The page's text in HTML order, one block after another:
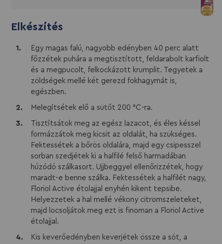
Elkészítés
Egy magas falú, nagyobb edényben 40 perc alatt
főzzétek puhára a megtisztított, feldarabolt karfiolt
és a megpucolt, felkockázott krumplit. Tegyetek a
zöldségek mellé két gerezd fokhagymát is,
egészben.
Melegítsétek elő a sütőt 200 °C-ra.
Tisztítsátok meg az egész lazacot, és éles késsel
formázzátok meg kicsit az oldalát, ha szükséges.
Fektessétek a bőrös oldalára, majd egy csipesszel
sorban szedjétek ki a halfilé felső harmadában
húzódó szálkasort. Ujjbeggyel ellenőrizzétek, hogy
maradt-e benne szálka. Fektessétek a halfilét nagy,
Floriol Active étolajjal enyhén kikent tepsibe.
Helyezzetek a hal mellé vékony citromszeleteket,
majd locsoljátok meg ezt is finoman a Floriol Active
étolajjal.
Kis keverőedényben keverjétek össze a sót, a